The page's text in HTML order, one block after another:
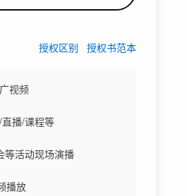
授权区别 授权书范本
视频
播/课程等
等活动现场演播
播放